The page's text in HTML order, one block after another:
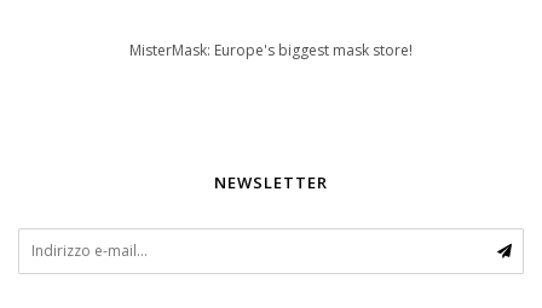
MisterMask: Europe's biggest mask store!
NEWSLETTER